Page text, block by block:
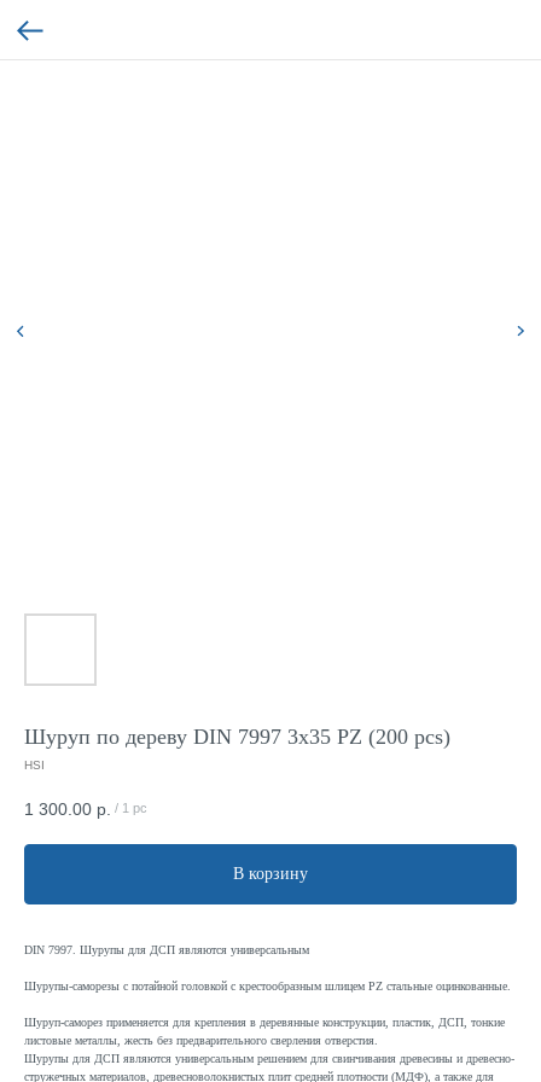
Шуруп по дереву DIN 7997 3x35 PZ (200 pcs)
HSI
1 300.00 р. / 1 pc
В корзину
DIN 7997. Шурупы для ДСП являются универсальным
Шурупы-саморезы с потайной головкой с крестообразным шлицем PZ стальные оцинкованные.
Шуруп-саморез применяется для крепления в деревянные конструкции, пластик, ДСП, тонкие
листовые металлы, жесть без предварительного сверления отверстия.
Шурупы для ДСП являются универсальным решением для свинчивания древесины и древесно-
стружечных материалов, древесноволокнистых плит средней плотности (МДФ), а также для